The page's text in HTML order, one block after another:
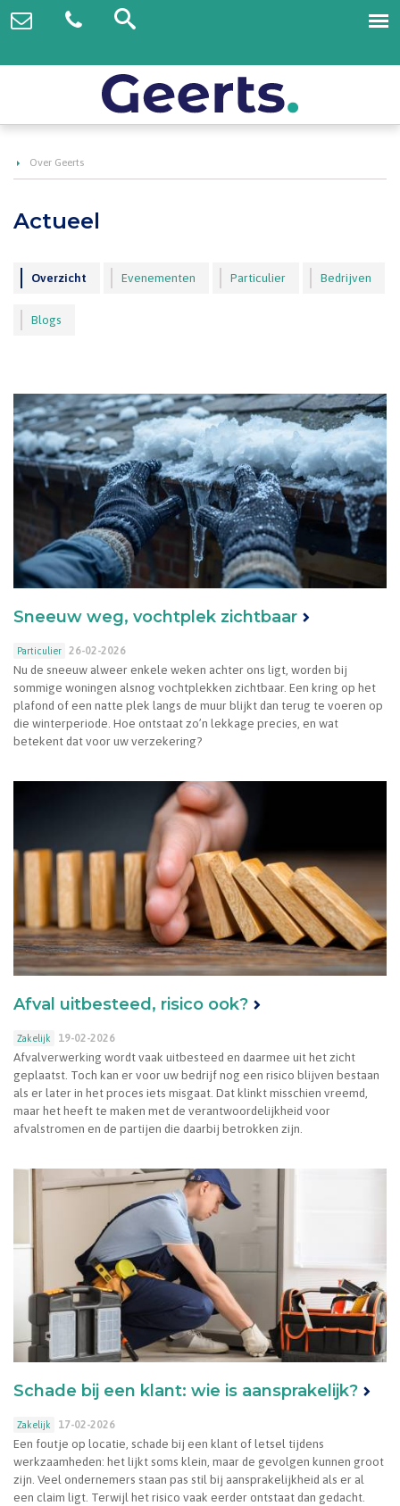
Over Geerts
Actueel
Overzicht Evenementen Particulier Bedrijven
Blogs
Sneeuw weg, vochtplek zichtbaar
Particulier 26-02-2026
Nu de sneeuw alweer enkele weken achter ons ligt, worden bij
sommige woningen alsnog vochtplekken zichtbaar. Een kring op het
plafond of een natte plek langs de muur blijkt dan terug te voeren op
die winterperiode. Hoe ontstaat zo’n lekkage precies, en wat
betekent dat voor uw verzekering?
Afval uitbesteed, risico ook?
Zakelijk 19-02-2026
Afvalverwerking wordt vaak uitbesteed en daarmee uit het zicht
geplaatst. Toch kan er voor uw bedrijf nog een risico blijven bestaan
als er later in het proces iets misgaat. Dat klinkt misschien vreemd,
maar het heeft te maken met de verantwoordelijkheid voor
afvalstromen en de partijen die daarbij betrokken zijn.
Schade bij een klant: wie is aansprakelijk?
Zakelijk 17-02-2026
Een foutje op locatie, schade bij een klant of letsel tijdens
werkzaamheden: het lijkt soms klein, maar de gevolgen kunnen groot
zijn. Veel ondernemers staan pas stil bij aansprakelijkheid als er al
een claim ligt. Terwijl het risico vaak eerder ontstaat dan gedacht.